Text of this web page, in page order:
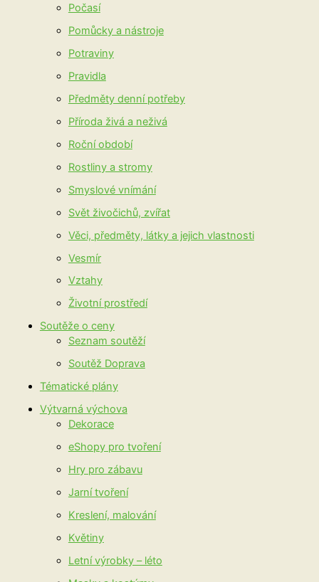
Počasí
Pomůcky a nástroje
Potraviny
Pravidla
Předměty denní potřeby
Příroda živá a neživá
Roční období
Rostliny a stromy
Smyslové vnímání
Svět živočichů, zvířat
Věci, předměty, látky a jejich vlastnosti
Vesmír
Vztahy
Životní prostředí
Soutěže o ceny
Seznam soutěží
Soutěž Doprava
Tématické plány
Výtvarná výchova
Dekorace
eShopy pro tvoření
Hry pro zábavu
Jarní tvoření
Kreslení, malování
Květiny
Letní výrobky – léto